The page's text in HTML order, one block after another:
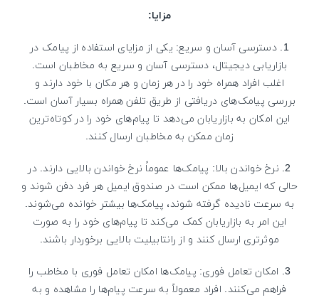
مزایا:
1. دسترسی آسان و سریع: یکی از مزایای استفاده از پیامک در
بازاریابی دیجیتال، دسترسی آسان و سریع به مخاطبان است.
اغلب افراد همراه خود را در هر زمان و هر مکان با خود دارند و
بررسی پیامک‌های دریافتی از طریق تلفن همراه بسیار آسان است.
این امکان به بازاریابان می‌دهد تا پیام‌های خود را در کوتاه‌ترین
زمان ممکن به مخاطبان ارسال کنند.
2. نرخ خواندن بالا: پیامک‌ها عموماً نرخ خواندن بالایی دارند. در
حالی که ایمیل‌ها ممکن است در صندوق ایمیل هر فرد دفن شوند و
به سرعت نادیده گرفته شوند، پیامک‌ها بیشتر خوانده می‌شوند.
این امر به بازاریابان کمک می‌کند تا پیام‌های خود را به صورت
موثرتری ارسال کنند و از رانتابیلیت بالایی برخوردار باشند.
3. امکان تعامل فوری: پیامک‌ها امکان تعامل فوری با مخاطب را
فراهم می‌کنند. افراد معمولاً به سرعت پیام‌ها را مشاهده و به